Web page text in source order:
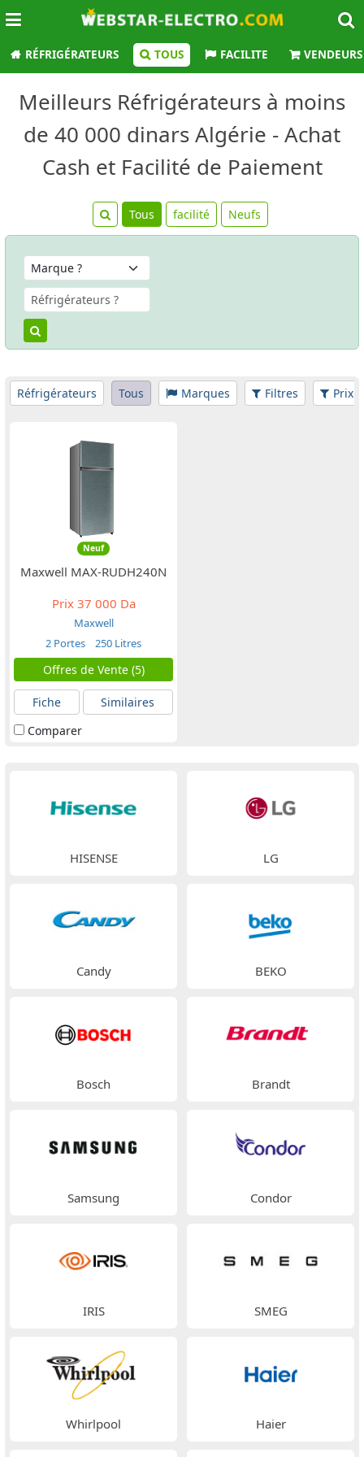
RÉFRIGÉRATEURS TOUS FACILITE VENDEURS
Meilleurs Réfrigérateurs à moins
de 40 000 dinars Algérie - Achat
Cash et Facilité de Paiement
Tous facilité Neufs
Réfrigérateurs Tous Marques Filtres Prix
Neuf
Maxwell MAX-RUDH240N
Prix37 000 Da
Maxwell
2 Portes
250 Litres
Offres de Vente (5)
Fiche
Similaires
Comparer
HISENSE LG
Candy BEKO
Bosch Brandt
Samsung Condor
IRIS SMEG
Whirlpool Haier